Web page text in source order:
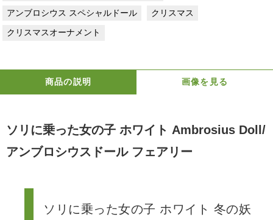
アンブロシウス スペシャルドール クリスマス
クリスマスオーナメント
商品の説明 画像を見る
ソリに乗った女の子 ホワイト Ambrosius Doll/
アンブロシウスドール フェアリー
ソリに乗った女の子 ホワイト 冬の妖